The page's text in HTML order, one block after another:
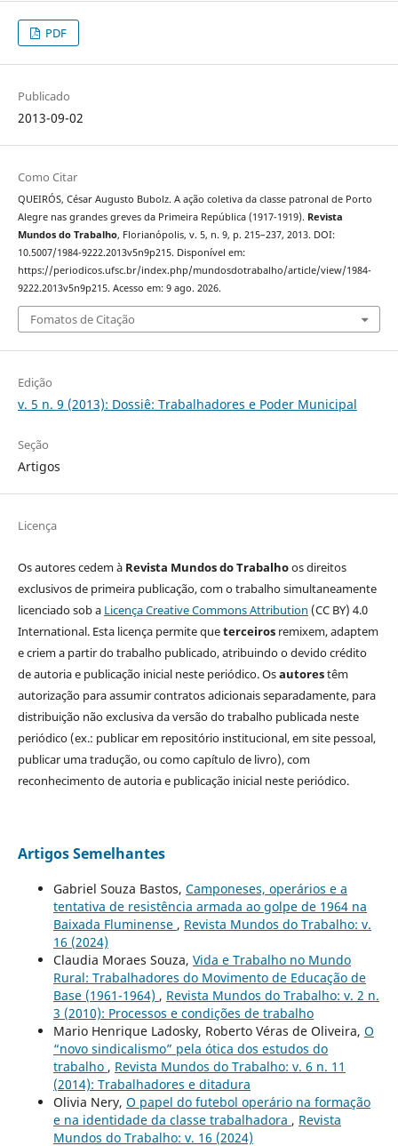
PDF
Publicado
2013-09-02
Como Citar
QUEIRÓS, César Augusto Bubolz. A ação coletiva da classe patronal de Porto
Alegre nas grandes greves da Primeira República (1917-1919). Revista
Mundos do Trabalho, Florianópolis, v. 5, n. 9, p. 215–237, 2013. DOI:
10.5007/1984-9222.2013v5n9p215. Disponível em:
https://periodicos.ufsc.br/index.php/mundosdotrabalho/article/view/1984-
9222.2013v5n9p215. Acesso em: 9 ago. 2026.
Fomatos de Citação
Edição
v. 5 n. 9 (2013): Dossiê: Trabalhadores e Poder Municipal
Seção
Artigos
Licença
Os autores cedem à Revista Mundos do Trabalhoos direitos
exclusivos de primeira publicação, com o trabalho simultaneamente
licenciado sob a Licença Creative Commons Attribution (CC BY) 4.0
International. Esta licença permite queterceirosremixem, adaptem
e criem a partir do trabalho publicado, atribuindo o devido crédito
de autoria e publicação inicial neste periódico. Osautorestêm
autorização para assumir contratos adicionais separadamente, para
distribuição não exclusiva da versão do trabalho publicada neste
periódico (ex.: publicar em repositório institucional, em site pessoal,
publicar uma tradução, ou como capítulo de livro), com
reconhecimento de autoria e publicação inicial neste periódico.
Artigos Semelhantes
Gabriel Souza Bastos, Camponeses, operários e a
tentativa de resistência armada ao golpe de 1964 na
Baixada Fluminense , Revista Mundos do Trabalho: v.
16 (2024)
Claudia Moraes Souza, Vida e Trabalho no Mundo
Rural: Trabalhadores do Movimento de Educação de
Base (1961-1964) , Revista Mundos do Trabalho: v. 2 n.
3 (2010): Processos e condições de trabalho
Mario Henrique Ladosky, Roberto Véras de Oliveira, O
“novo sindicalismo” pela ótica dos estudos do
trabalho , Revista Mundos do Trabalho: v. 6 n. 11
(2014): Trabalhadores e ditadura
Olivia Nery, O papel do futebol operário na formação
e na identidade da classe trabalhadora , Revista
Mundos do Trabalho: v. 16 (2024)